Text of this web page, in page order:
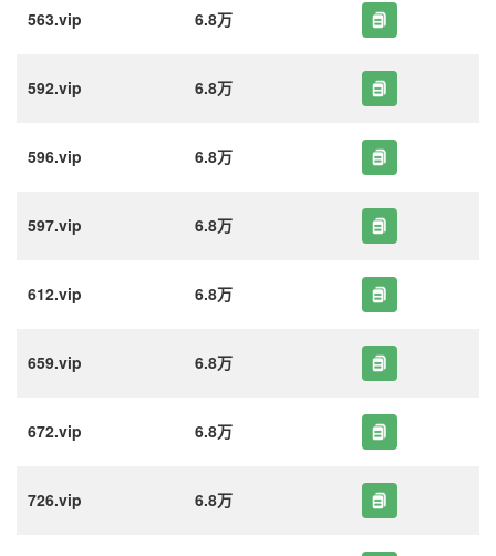
563.vip 6.8万
592.vip 6.8万
596.vip 6.8万
597.vip 6.8万
612.vip 6.8万
659.vip 6.8万
672.vip 6.8万
726.vip 6.8万